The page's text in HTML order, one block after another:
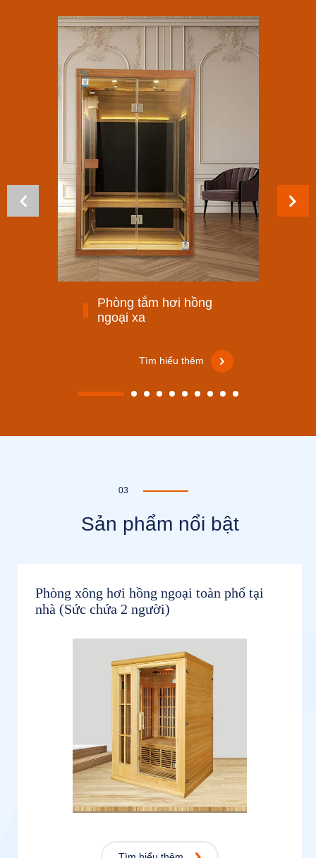
Phòng tắm hơi hồng
ngoại xa
Tìm hiểu thêm
03
Sản phẩm nổi bật
Phòng xông hơi hồng ngoại toàn phổ tại
nhà (Sức chứa 2 người)